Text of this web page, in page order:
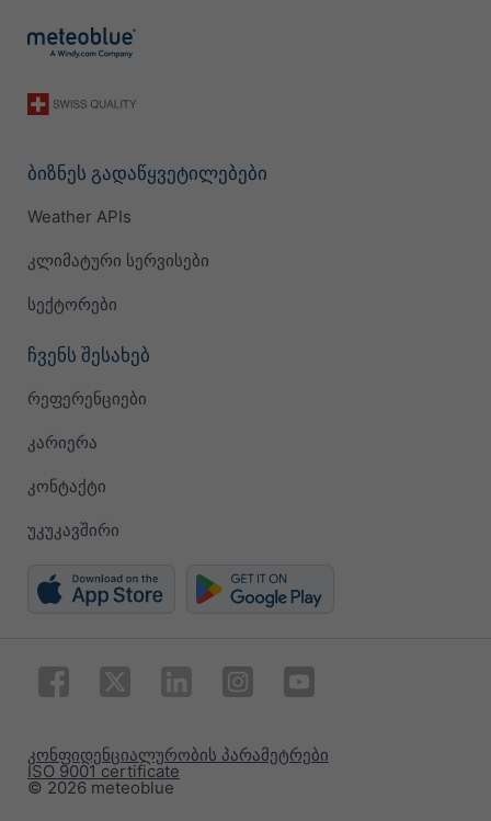
ბიზნეს გადაწყვეტილებები
Weather APIs
კლიმატური სერვისები
სექტორები
ჩვენს შესახებ
რეფერენციები
კარიერა
კონტაქტი
უკუკავშირი
© 2026 meteoblue
ISO 9001 certificate
კონფიდენციალურობის პარამეტრები